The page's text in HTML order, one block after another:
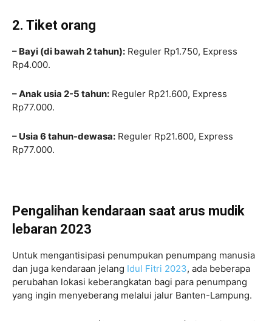
2. Tiket orang
– Bayi (di bawah 2 tahun): Reguler Rp1.750, Express
Rp4.000.
– Anak usia 2-5 tahun: Reguler Rp21.600, Express
Rp77.000.
– Usia 6 tahun-dewasa: Reguler Rp21.600, Express
Rp77.000.
Pengalihan kendaraan saat arus mudik
lebaran 2023
Untuk mengantisipasi penumpukan penumpang manusia
dan juga kendaraan jelang Idul Fitri 2023, ada beberapa
perubahan lokasi keberangkatan bagi para penumpang
yang ingin menyeberang melalui jalur Banten-Lampung.